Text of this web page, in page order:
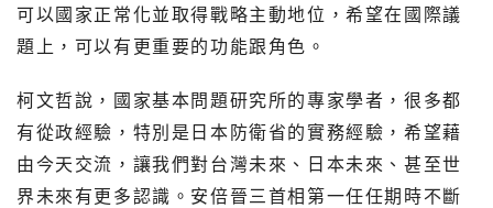
可以國家正常化並取得戰略主動地位，希望在國際議
題上，可以有更重要的功能跟角色。
柯文哲說，國家基本問題研究所的專家學者，很多都
有從政經驗，特別是日本防衛省的實務經驗，希望藉
由今天交流，讓我們對台灣未來、日本未來、甚至世
界未來有更多認識。安倍晉三首相第一任任期時不斷